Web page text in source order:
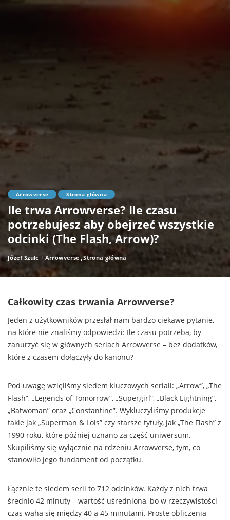
Arrowverse Strona główna
Ile trwa Arrowverse? Ile czasu
potrzebujesz aby obejrzeć wszystkie
odcinki (The Flash, Arrow)?
Posted
Józef Szulc Arrowverse Strona główna
Całkowity czas trwania Arrowverse?
Jeden z użytkowników przesłał nam bardzo ciekawe pytanie,
na które nie znaliśmy odpowiedzi: Ile czasu potrzeba, by
zanurzyć się w głównych seriach Arrowverse – bez dodatków,
które z czasem dołączyły do kanonu?
Pod uwagę wzięliśmy siedem kluczowych seriali: „Arrow”, „The
Flash”, „Legends of Tomorrow”, „Supergirl”, „Black Lightning”,
„Batwoman” oraz „Constantine”. Wykluczyliśmy produkcje
takie jak „Superman & Lois” czy starsze tytuły, jak „The Flash” z
1990 roku, które później uznano za część uniwersum.
Skupiliśmy się wyłącznie na rdzeniu Arrowverse, tym, co
stanowiło jego fundament od początku.
Łącznie te siedem serii to 712 odcinków. Każdy z nich trwa
średnio 42 minuty – wartość uśredniona, bo w rzeczywistości
czas waha się między 40 a 45 minutami. Proste obliczenia